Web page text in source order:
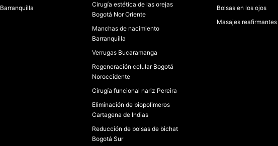
Barranquilla
Cirugía estética de las orejas
Bogotá Nor Oriente
Manchas de nacimiento
Barranquilla
Verrugas Bucaramanga
Regeneración celular Bogotá
Noroccidente
Cirugía funcional nariz Pereira
Eliminación de biopolimeros
Cartagena de Indias
Reducción de bolsas de bichat
Bogotá Sur
Bolsas en los ojos
Masajes reafirmantes